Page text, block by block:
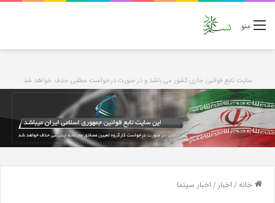
منو
سایت تابع قوانین جاری کشور می باشد و در صورت درخواست مطلبی حذف خواهد شد
خانه/اخبار/اخبار سینما